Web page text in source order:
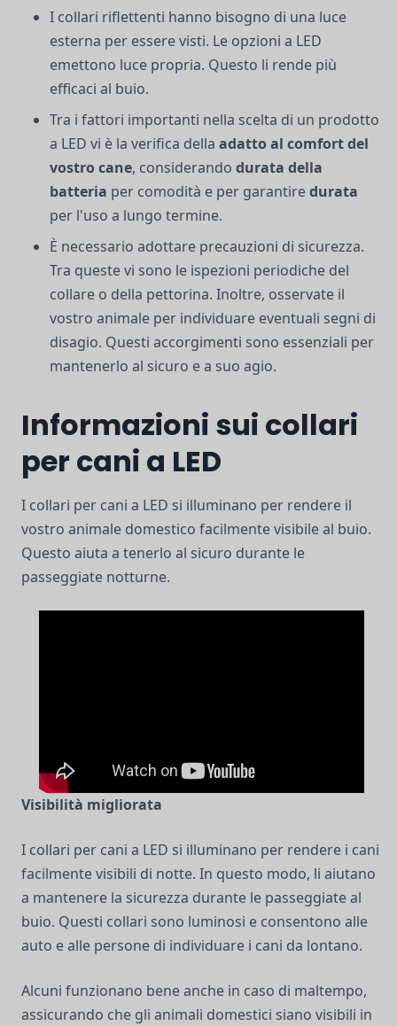
I collari riflettenti hanno bisogno di una luce
esterna per essere visti. Le opzioni a LED
emettono luce propria. Questo li rende più
efficaci al buio.
Tra i fattori importanti nella scelta di un prodotto
a LED vi è la verifica della adatto al comfort del
vostro cane, considerando durata della
batteria per comodità e per garantiredurata
per l'uso a lungo termine.
È necessario adottare precauzioni di sicurezza.
Tra queste vi sono le ispezioni periodiche del
collare o della pettorina. Inoltre, osservate il
vostro animale per individuare eventuali segni di
disagio. Questi accorgimenti sono essenziali per
mantenerlo al sicuro e a suo agio.
Informazioni sui collari
per cani a LED
I collari per cani a LED si illuminano per rendere il
vostro animale domestico facilmente visibile al buio.
Questo aiuta a tenerlo al sicuro durante le
passeggiate notturne.
Visibilità migliorata
I collari per cani a LED si illuminano per rendere i cani
facilmente visibili di notte. In questo modo, li aiutano
a mantenere la sicurezza durante le passeggiate al
buio. Questi collari sono luminosi e consentono alle
auto e alle persone di individuare i cani da lontano.
Alcuni funzionano bene anche in caso di maltempo,
assicurando che gli animali domestici siano visibili in